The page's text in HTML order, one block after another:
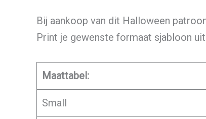
Bij aankoop van dit Halloween
Print je gewenste formaat sjabloon
Maattabel:
Small